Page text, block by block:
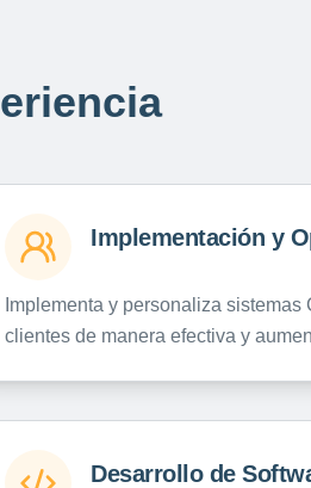
Implementación y
Implementa y personaliza
clientes de manera efectiva y
Desarrollo de